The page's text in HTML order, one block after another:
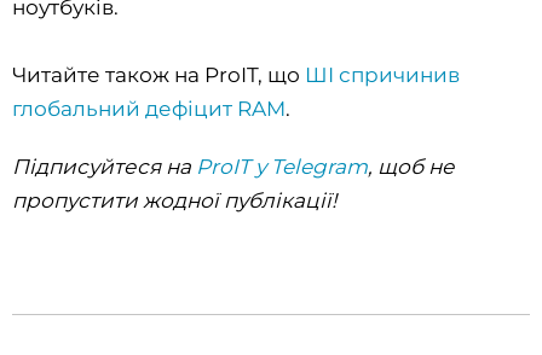
ноутбуків.
Читайте також на ProIT, що ШІ спричинив
глобальний дефіцит RAM.
Підписуйтеся на ProIT у Telegram, щоб не
пропустити жодної публікації!